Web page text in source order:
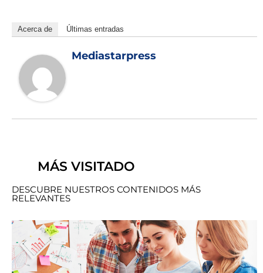
Acerca de Últimas entradas
Mediastarpress
MÁS VISITADO
DESCUBRE NUESTROS CONTENIDOS MÁS
RELEVANTES